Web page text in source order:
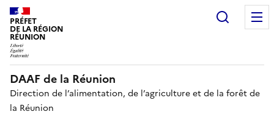
PRÉFET
DE LA RÉGION
RÉUNION
DAAF de la Réunion
Direction de l’alimentation, de l’agriculture et de la forêt de
la Réunion